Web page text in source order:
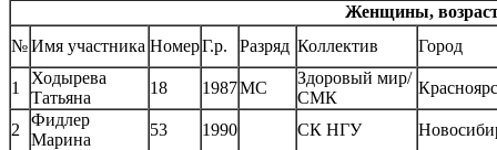
Женщины,
№Имя участника НомерГ.р. Разряд Коллектив Город
1
Ходырева
Татьяна
18 1987МС
Здоровый мир/
СМК
2
Фидлер
Марина
53 1990 СК НГУ